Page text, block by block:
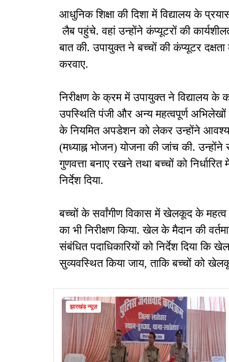
आधुनिक शिक्षा की दिशा में विद्यालय के
लैब पहुंचे. वहां उन्होंने कंप्यूटरों की
बात की. उपायुक्त ने बच्चों की कंप्यूटर
करवाए.
निरीक्षण के क्रम में उपायुक्त ने विद्यालय के
उपस्थिति पंजी और अन्य महत्वपूर्ण
के नियमित अपडेशन को लेकर उन्होंने
(मध्याह्न भोजन) योजना की जांच की.
गुणवत्ता बनाए रखने तथा बच्चों को
निर्देश दिया.
बच्चों के सर्वांगीण विकास में खेलकूद के
का भी निरीक्षण किया. खेल के मैदान की
संबंधित पदाधिकारियों को निर्देश दिया
सुव्यवस्थित किया जाय, ताकि बच्चों को
झारखंड न्यूज़